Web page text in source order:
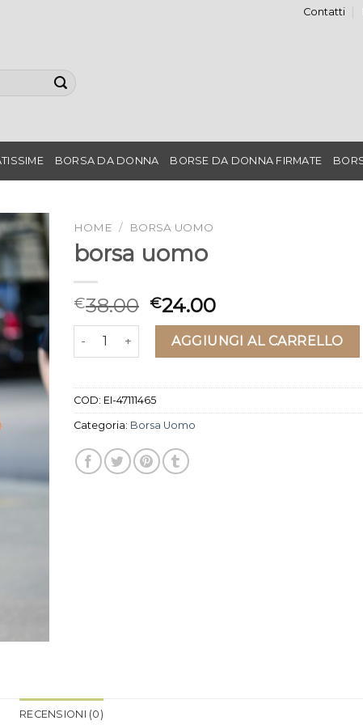
Contatti
BORSA DA DONNA BORSE DA DONNA FIRMATE
HOME / BORSA UOMO
borsa uomo
€38.00 €24.00
borsa uomo quantitàAGGIUNGI AL CARRELLO
COD: EI-47111465
Categoria: Borsa Uomo
RECENSIONI (0)